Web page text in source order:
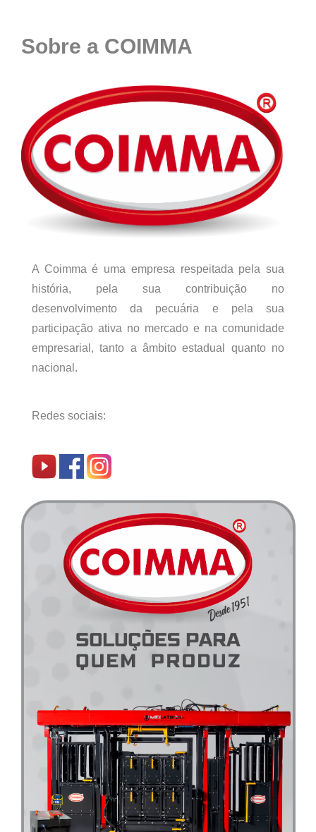
Sobre a COIMMA
A Coimma é uma empresa respeitada pela sua
história, pela sua contribuição no
desenvolvimento da pecuária e pela sua
participação ativa no mercado e na comunidade
empresarial, tanto a âmbito estadual quanto no
nacional.
Redes sociais: